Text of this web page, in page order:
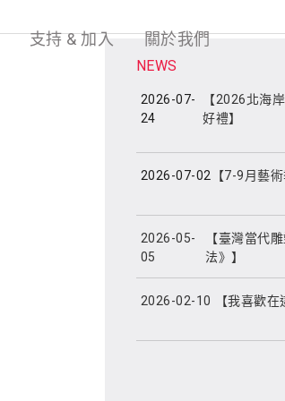
支持 & 加入 關於我們
NEWS
2026-07-
24
【2026北海
好禮】
2026-07-02 【7-9月藝
2026-05-
05
【臺灣當代
法》】
2026-02-10 【我喜歡在